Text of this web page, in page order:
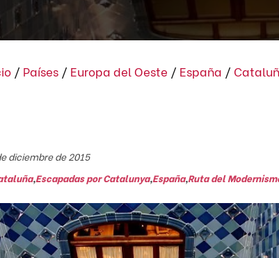
/ Países / Europa del Oeste / España /
diciembre de 2015
,Escapadas por Catalunya,España,Ruta del